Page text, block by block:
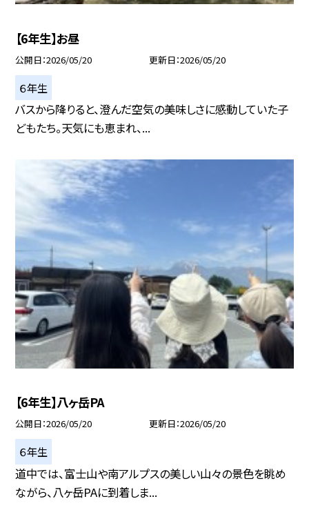
【6年生】お昼
公開日 2026/05/20 更新日 2026/05/20
６年生
バスから降りると、澄んだ空気の美味しさに感動していた子
どもたち。天気にも恵まれ、...
【6年生】八ヶ岳PA
公開日 2026/05/20 更新日 2026/05/20
６年生
道中では、富士山や南アルプスの美しい山々の景色を眺め
ながら、八ヶ岳PAに到着しま...